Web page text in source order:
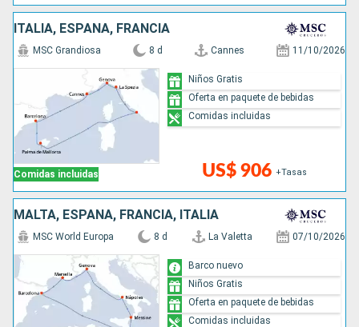
ITALIA, ESPAÑA, FRANCIA
Comidas incluidas
MSC Grandiosa 8 d Cannes 11/10/2026
US$ 906 +Tasas
Niños Gratis
Oferta en paquete de bebidas
Comidas incluidas
MALTA, ESPAÑA, FRANCIA, ITALIA
MSC World Europa 8 d La Valetta 07/10/2026
Barco nuevo
Niños Gratis
Oferta en paquete de bebidas
Comidas incluidas